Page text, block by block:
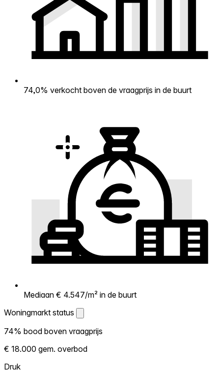
74,0% verkocht boven de vraagprijs in de buurt
Mediaan € 4.547/m² in de buurt
Woningmarkt status
Woningmarkt status
Laat zien hoe competitief de markt hier is.
Hoe meer woningen boven vraagprijs
verkopen, hoe heter. Heet? Verwacht
74% bood boven vraagprijs
€ 18.000 gem. overbod
Druk